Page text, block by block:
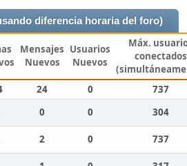
diferencia horaria del foro)
Mensajes
Nuevos
Usuarios
Nuevos
Máx.
conectados
24 0
737
0 0
304
2 0
737